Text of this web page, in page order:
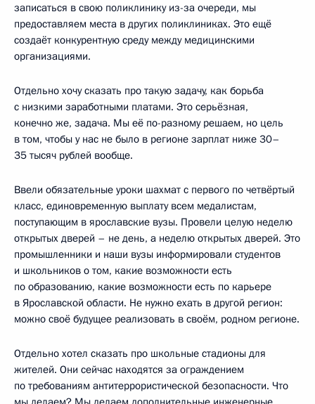
записаться в свою поликлинику из-за очереди, мы
предоставляем места в других поликлиниках. Это ещё
создаёт конкурентную среду между медицинскими
организациями.
Отдельно хочу сказать про такую задачу, как борьба
с низкими заработными платами. Это серьёзная,
конечно же, задача. Мы её по-разному решаем, но цель
в том, чтобы у нас не было в регионе зарплат ниже 30–
35 тысяч рублей вообще.
Ввели обязательные уроки шахмат с первого по четвёртый
класс, единовременную выплату всем медалистам,
поступающим в ярославские вузы. Провели целую неделю
открытых дверей – не день, а неделю открытых дверей. Это
промышленники и наши вузы информировали студентов
и школьников о том, какие возможности есть
по образованию, какие возможности есть по карьере
в Ярославской области. Не нужно ехать в другой регион:
можно своё будущее реализовать в своём, родном регионе.
Отдельно хотел сказать про школьные стадионы для
жителей. Они сейчас находятся за ограждением
по требованиям антитеррористической безопасности. Что